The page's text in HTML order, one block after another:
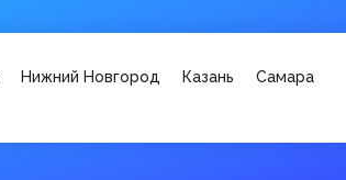
Нижний Новгород Казань Самара